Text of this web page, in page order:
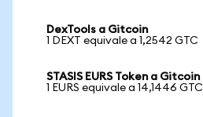
DexTools a Gitcoin
1 DEXT equivale a 1,2542 GTC
STASIS EURS Token a Gitcoin
1 EURS equivale a 14,1446 GTC